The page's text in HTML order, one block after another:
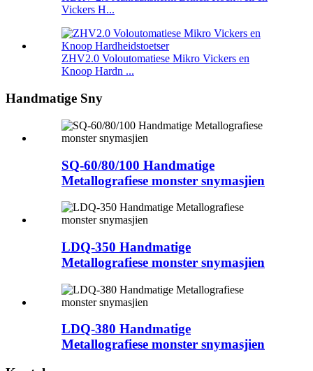
Vickers H...
ZHV2.0 Voloutomatiese Mikro Vickers en
Knoop Hardn ...
Handmatige Sny
SQ-60/80/100 Handmatige
Metallografiese monster snymasjien
LDQ-350 Handmatige
Metallografiese monster snymasjien
LDQ-380 Handmatige
Metallografiese monster snymasjien